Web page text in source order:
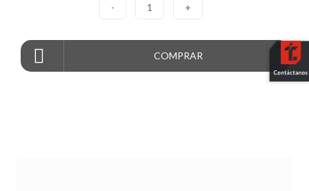
- 1 +
COMPRAR